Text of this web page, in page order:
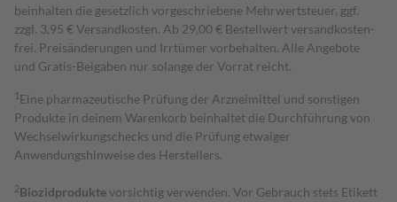
beinhalten die gesetzlich vorgeschriebene Mehrwertsteuer, ggf.
zzgl. 3,95 € Versandkosten. Ab 29,00 € Bestell­wert versand­kosten­
frei. Preisänderungen und Irrtümer vorbehalten. Alle Angebote
und Gratis-Beigaben nur solange der Vorrat reicht.
1 Eine pharmazeutische Prüfung der Arzneimittel und sonstigen
Produkte in deinem Warenkorb beinhaltet die Durchführung von
Wechselwirkungschecks und die Prüfung etwaiger
Anwendungshinweise des Herstellers.
2Biozidproduktevorsichtig verwenden. Vor Gebrauch stets Etikett